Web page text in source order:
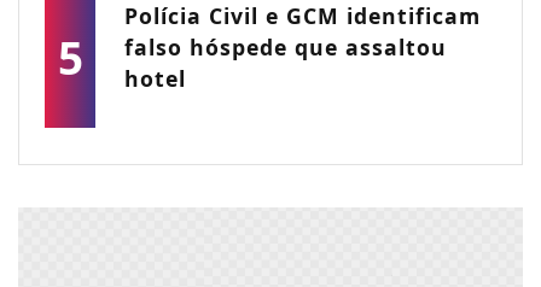
5
Polícia Civil e GCM identificam
falso hóspede que assaltou
hotel